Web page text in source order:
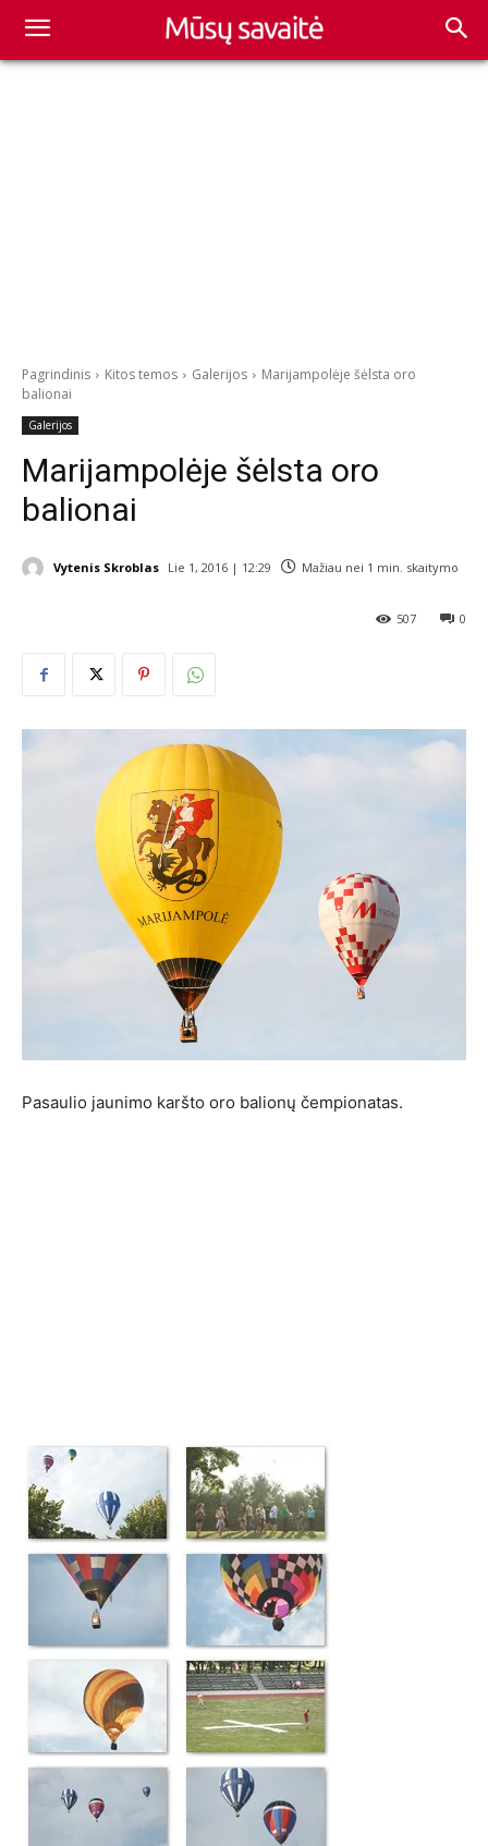
Pagrindinis Kitos temos Galerijos
Marijampolėje šėlsta oro
balionai
Galerijos
Marijampolėje šėlsta oro
balionai
Vytenis Skroblas Lie 1, 2016 | 12:29 Mažiau nei 1 min. skaitymo
0
507
Pasaulio jaunimo karšto oro balionų čempionatas.